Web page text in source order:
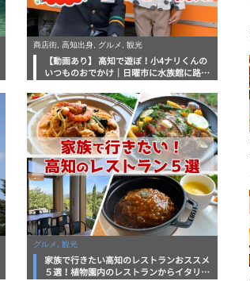
商店街, 高知出身, グルメ, 観光
【動画あり】 高知で遊ぼ！小4ナリくんの
いつものおでかけ｜日曜市に水族館に路面
グルメ, 観光
家族で行きたい高知のレストランおススメ
５選！植物園内のレストランからイタリア